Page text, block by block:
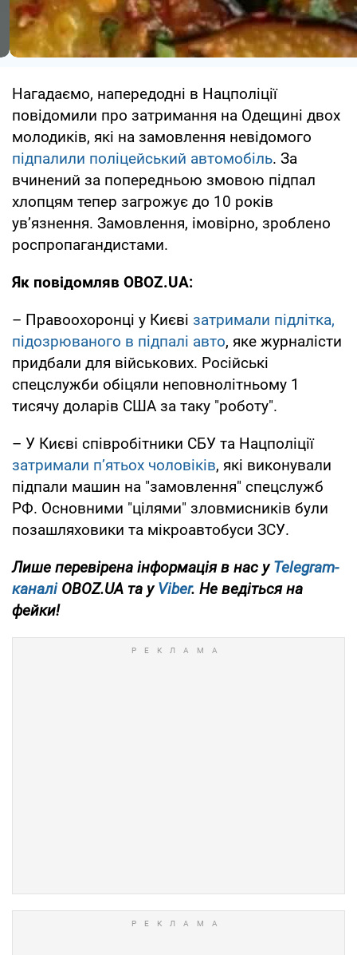
Нагадаємо, напередодні в Нацполіції
повідомили про затримання на Одещині двох
молодиків, які на замовлення невідомого
підпалили поліцейський автомобіль. За
вчинений за попередньою змовою підпал
хлопцям тепер загрожує до 10 років
ув’язнення. Замовлення, імовірно, зроблено
роспропагандистами.
Як повідомляв OBOZ.UA:
– Правоохоронці у Києві затримали підлітка,
підозрюваного в підпалі авто, яке журналісти
придбали для військових. Російські
спецслужби обіцяли неповнолітньому 1
тисячу доларів США за таку "роботу".
– У Києві співробітники СБУ та Нацполіції
затримали п’ятьох чоловіків, які виконували
підпали машин на "замовлення" спецслужб
РФ. Основними "цілями" зловмисників були
позашляховики та мікроавтобуси ЗСУ.
Лише перевірена інформація в нас уTelegram-
каналіOBOZ.UA та уViber. Не ведіться на
фейки!